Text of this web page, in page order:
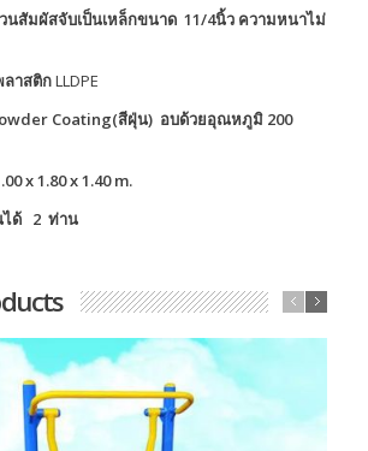
สัมผัสจับเป็นเหล็กขนาด 11/4นิ้ว ความหนาไม่
าสติกLLDPE
Coating(สีฝุ่น) อบด้วยอุณหภูมิ 200
x 1.80 x 1.40 m.
ได้ 2 ท่าน